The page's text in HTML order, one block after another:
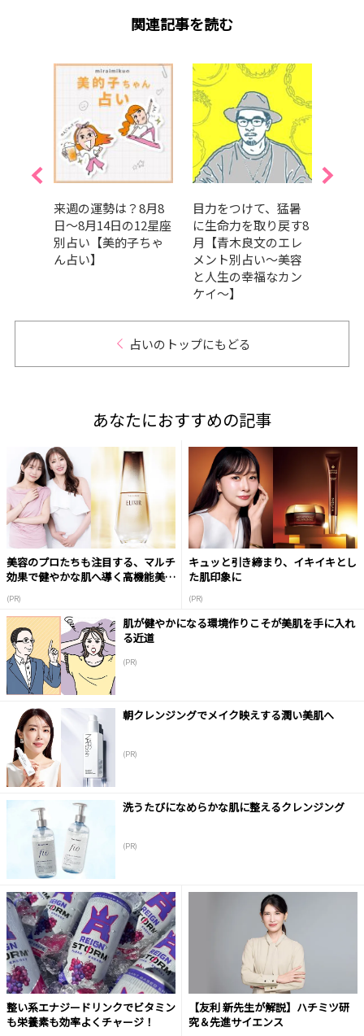
関連記事を読む
来週の運勢は？8月8
日～8月14日の12星座
別占い【美的子ちゃ
ん占い】
目力をつけて、猛暑
に生命力を取り戻す8
月【青木良文のエレ
メント別占い～美容
と人生の幸福なカン
ケイ～】
占いのトップにもどる
あなたにおすすめの記事
美容のプロたちも注目する、マルチ
効果で健やかな肌へ導く高機能美容
(PR)
キュッと引き締まり、イキイキとし
た肌印象に
(PR)
肌が健やかになる環境作りこそが美肌を手に入れ
る近道
(PR)
朝クレンジングでメイク映えする潤い美肌へ
(PR)
洗うたびになめらかな肌に整えるクレンジング
(PR)
整い系エナジードリンクでビタミン
も栄養素も効率よくチャージ！
【友利 新先生が解説】ハチミツ研
究＆先進サイエンス